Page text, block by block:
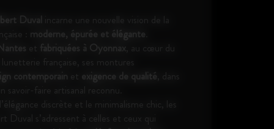
Duval incarne une nouvelle vision de la
moderne, épurée et élégante
fabriquées à Oyonnax
, au cœur du
contemporain exigence de qualité , dans
l’élégance discrète et le minimalisme chic, les